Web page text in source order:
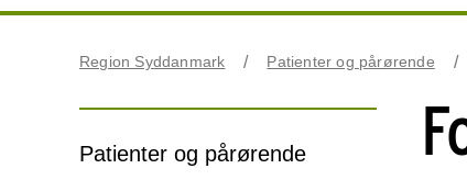
Region Syddanmark Patienter og pårørende
Patienter og pårørende